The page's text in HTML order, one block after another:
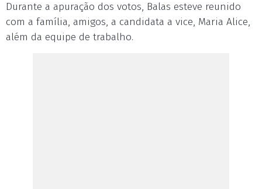
Durante a apuração dos votos, Balas esteve reunido
com a família, amigos, a candidata a vice, Maria Alice,
além da equipe de trabalho.